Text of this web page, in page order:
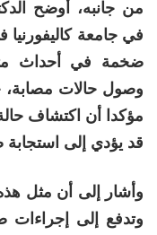
من جانبه، أوضح
في جامعة
ضخمة في أحداث
وصول حالات مصابة،
مؤكدا أن اكتشاف
قد يؤدي إلى
وأشار إلى أن مثل هذه
وتدفع إلى إجراءات